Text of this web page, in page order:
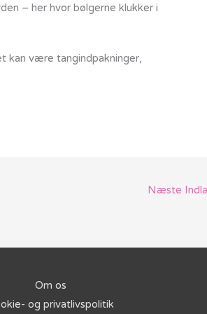
– her hvor bølgerne klukker i
kan være tangindpakninger,
Næste
Om os
og privatlivspolitik